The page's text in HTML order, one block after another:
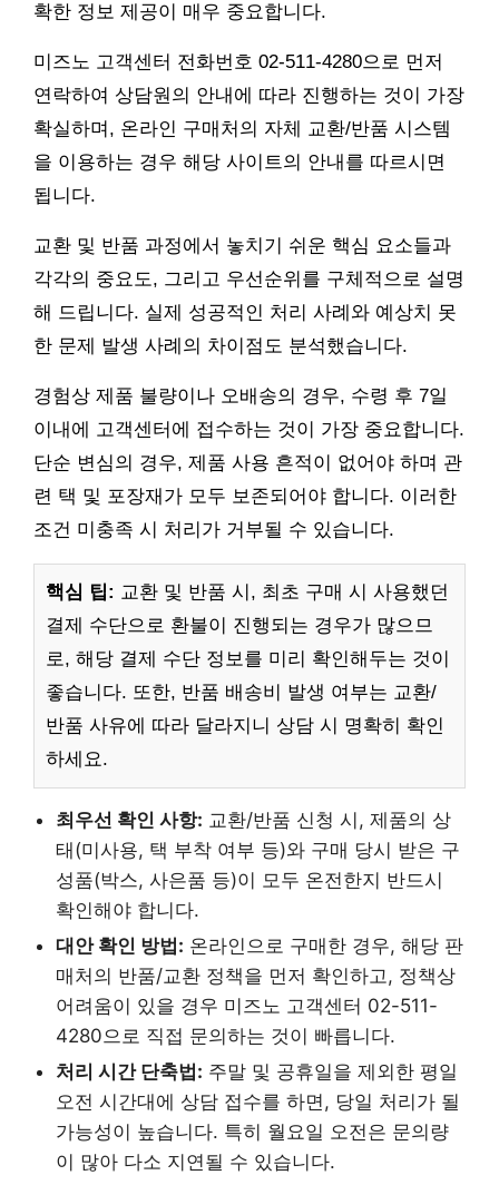
확한 정보 제공이 매우 중요합니다.
미즈노 고객센터 전화번호 02-511-4280으로 먼저
연락하여 상담원의 안내에 따라 진행하는 것이 가장
확실하며, 온라인 구매처의 자체 교환/반품 시스템
을 이용하는 경우 해당 사이트의 안내를 따르시면
됩니다.
교환 및 반품 과정에서 놓치기 쉬운 핵심 요소들과
각각의 중요도, 그리고 우선순위를 구체적으로 설명
해 드립니다. 실제 성공적인 처리 사례와 예상치 못
한 문제 발생 사례의 차이점도 분석했습니다.
경험상 제품 불량이나 오배송의 경우, 수령 후 7일
이내에 고객센터에 접수하는 것이 가장 중요합니다.
단순 변심의 경우, 제품 사용 흔적이 없어야 하며 관
련 택 및 포장재가 모두 보존되어야 합니다. 이러한
조건 미충족 시 처리가 거부될 수 있습니다.
핵심 팁: 교환 및 반품 시, 최초 구매 시 사용했던
결제 수단으로 환불이 진행되는 경우가 많으므
로, 해당 결제 수단 정보를 미리 확인해두는 것이
좋습니다. 또한, 반품 배송비 발생 여부는 교환/
반품 사유에 따라 달라지니 상담 시 명확히 확인
하세요.
최우선 확인 사항: 교환/반품 신청 시, 제품의 상
태(미사용, 택 부착 여부 등)와 구매 당시 받은 구
성품(박스, 사은품 등)이 모두 온전한지 반드시
확인해야 합니다.
대안 확인 방법: 온라인으로 구매한 경우, 해당 판
매처의 반품/교환 정책을 먼저 확인하고, 정책상
어려움이 있을 경우 미즈노 고객센터 02-511-
4280으로 직접 문의하는 것이 빠릅니다.
처리 시간 단축법: 주말 및 공휴일을 제외한 평일
오전 시간대에 상담 접수를 하면, 당일 처리가 될
가능성이 높습니다. 특히 월요일 오전은 문의량
이 많아 다소 지연될 수 있습니다.